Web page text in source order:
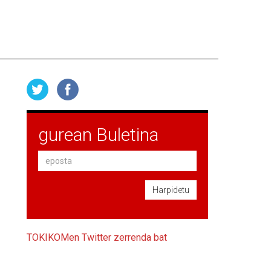
gurean Buletina
Harpidetu
TOKIKOMen Twitter zerrenda bat